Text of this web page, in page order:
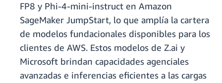
FP8 y Phi-4-mini-instruct en Amazon
SageMaker JumpStart, lo que amplía la cartera
de modelos fundacionales disponibles para los
clientes de AWS. Estos modelos de Z.ai y
Microsoft brindan capacidades agenciales
avanzadas e inferencias eficientes a las cargas